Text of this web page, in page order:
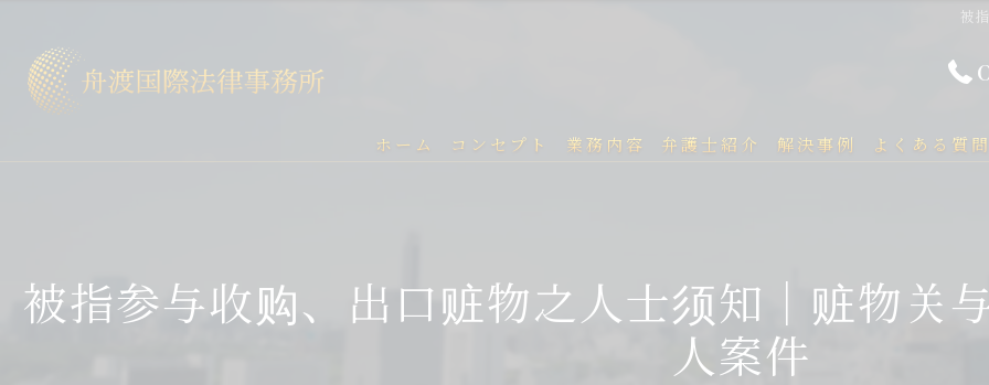
被
ホーム コンセプト 業務内容 弁護士紹介 解決事例 よくある質問
被指参与收购、出口赃物之人士须知｜赃物关
人案件